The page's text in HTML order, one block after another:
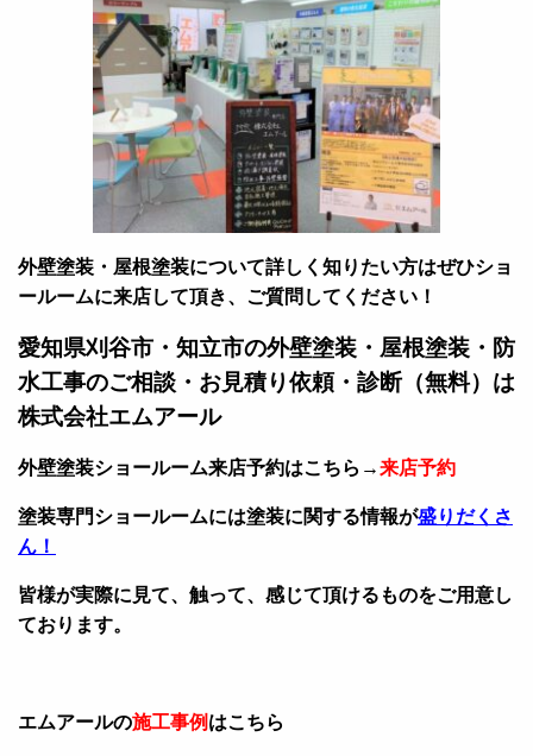
外壁塗装・屋根塗装について詳しく知りたい方はぜひショ
ールームに来店して頂き、ご質問してください！
愛知県刈谷市・知立市の外壁塗装・屋根塗装・防
水工事のご相談・お見積り依頼・診断（無料）は
株式会社エムアール
外壁塗装ショールーム来店予約はこちら→来店予約
塗装専門ショールームには塗装に関する情報が盛りだくさ
ん！
皆様が実際に見て、触って、感じて頂けるものをご用意し
ております。
エムアールの施工事例 はこちら